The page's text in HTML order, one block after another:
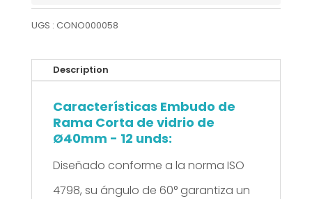
Rama
de
vidrio
de
Ø40mm
-
12
UGS : CONO000058
Description
Características Embudo de
Rama Corta de vidrio de
Ø40mm - 12 unds:
Diseñado conforme a la norma ISO
4798, su ángulo de 60° garantiza un